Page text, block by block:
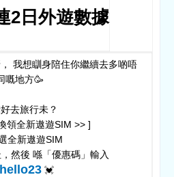
2日外遊數據
我想瞓身陪住你繼續去多啲唔
嘅地方🥳​
去旅行未？
領全新遨遊SIM >> ]​
全新遨遊SIM
然後 喺「優惠碼」輸入
hello23 💓 ​